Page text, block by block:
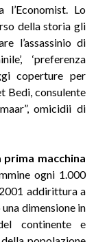
Lo
della storia gli
l’assassinio di
‘preferenza
coperture per
Bedi, consulente
omicidii di
macchina
ogni 1.000
addirittura a
dimensione in
continente e